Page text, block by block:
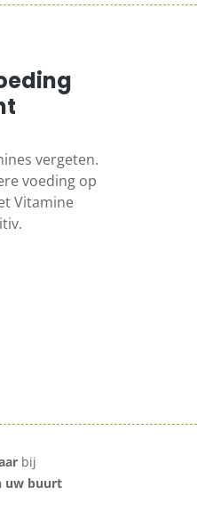
vergeten.
voeding op
Vitamine
bij
uw buurt